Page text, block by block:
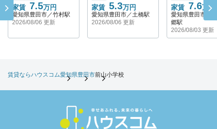
家賃 7.5万円
愛知県豊田市／竹村駅
2026/08/06 更新
家賃 5.3万円
愛知県豊田市／土橋駅
2026/08/06 更新
家賃 7.6万円
愛知県豊田市／
郷駅
2026/08/03 更新
賃貸ならハウスコム愛知県豊田市前山小学校